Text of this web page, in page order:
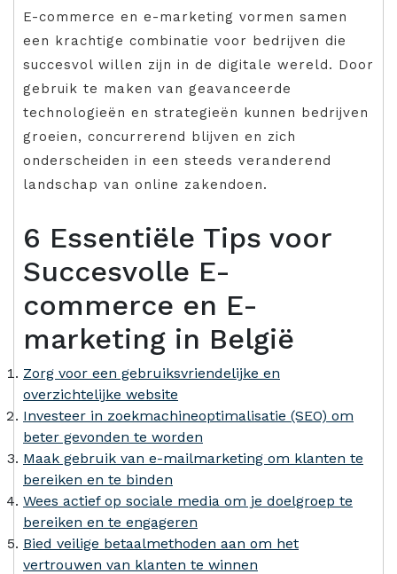
E-commerce en e-marketing vormen samen
een krachtige combinatie voor bedrijven die
succesvol willen zijn in de digitale wereld. Door
gebruik te maken van geavanceerde
technologieën en strategieën kunnen bedrijven
groeien, concurrerend blijven en zich
onderscheiden in een steeds veranderend
landschap van online zakendoen.
6 Essentiële Tips voor
Succesvolle E-
commerce en E-
marketing in België
Zorg voor een gebruiksvriendelijke en
overzichtelijke website
Investeer in zoekmachineoptimalisatie (SEO) om
beter gevonden te worden
Maak gebruik van e-mailmarketing om klanten te
bereiken en te binden
Wees actief op sociale media om je doelgroep te
bereiken en te engageren
Bied veilige betaalmethoden aan om het
vertrouwen van klanten te winnen